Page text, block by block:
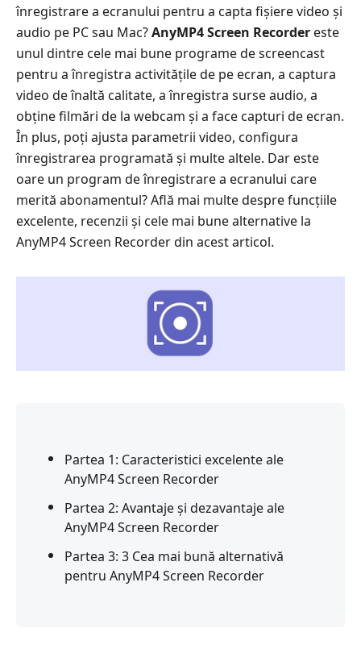
înregistrare a ecranului pentru a capta fișiere video și
audio pe PC sau Mac?AnyMP4 Screen Recorder este
unul dintre cele mai bune programe de screencast
pentru a înregistra activitățile de pe ecran, a captura
video de înaltă calitate, a înregistra surse audio, a
obține filmări de la webcam și a face capturi de ecran.
În plus, poți ajusta parametrii video, configura
înregistrarea programată și multe altele. Dar este
oare un program de înregistrare a ecranului care
merită abonamentul? Află mai multe despre funcțiile
excelente, recenzii și cele mai bune alternative la
AnyMP4 Screen Recorder din acest articol.
Partea 1: Caracteristici excelente ale
AnyMP4 Screen Recorder
Partea 2: Avantaje și dezavantaje ale
AnyMP4 Screen Recorder
Partea 3: 3 Cea mai bună alternativă
pentru AnyMP4 Screen Recorder